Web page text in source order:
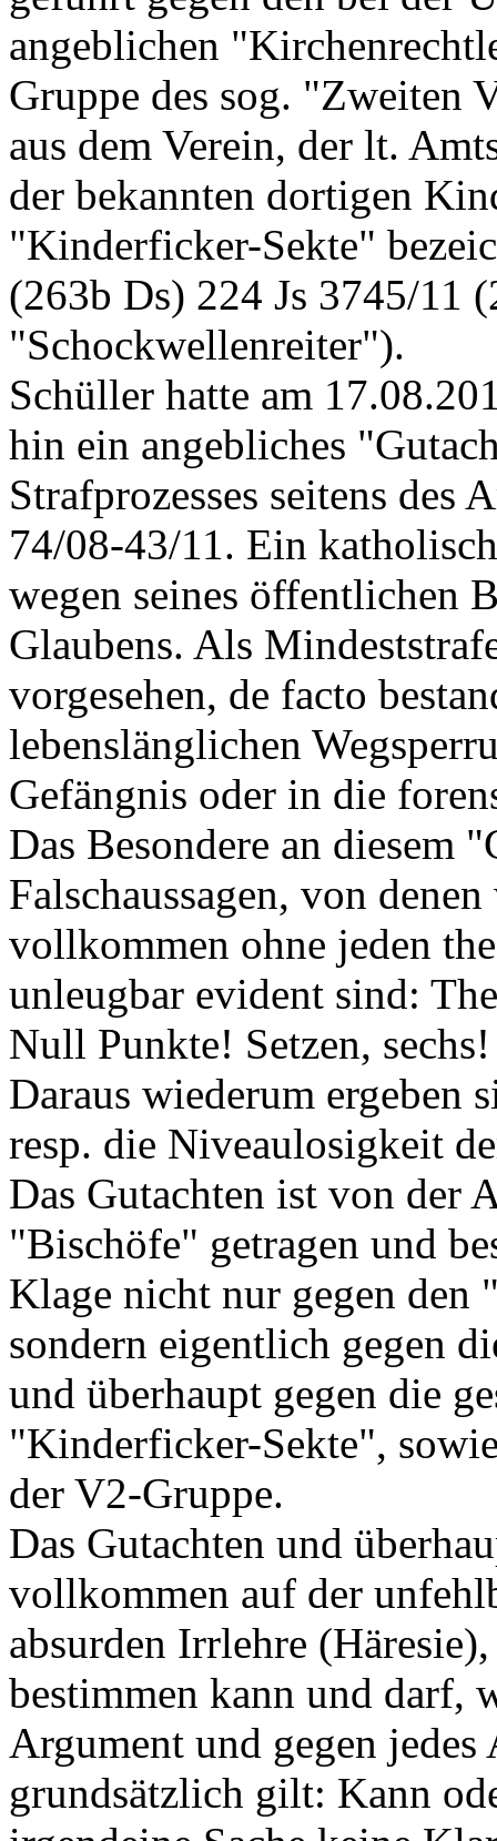
angeblichen
Gruppe des sog. "Zweiten
aus dem Verein, der lt.
der bekannten dortigen
"Kinderficker-Sekte"
(263b Ds) 224 Js 3745/11
"Schockwellenreiter").
Schüller hatte am
hin ein angebliches
Strafprozesses seitens des
74/08-43/11. Ein
wegen seines öffentlichen
Glaubens. Als
vorgesehen, de facto
lebenslänglichen
Gefängnis oder in die
Das Besondere an diesem
Falschaussagen, von
vollkommen ohne jeden
unleugbar evident sind:
Null Punkte! Setzen, sechs!
Daraus wiederum ergeben
resp. die Niveaulosigkeit
Das Gutachten ist von der
"Bischöfe" getragen und
Klage nicht nur gegen den
sondern eigentlich gegen
und überhaupt gegen die
"Kinderficker-Sekte",
der V2-Gruppe.
Das Gutachten und
vollkommen auf der
absurden Irrlehre
bestimmen kann und darf,
Argument und gegen
grundsätzlich gilt: Kann